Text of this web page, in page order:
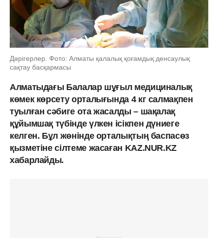
Дәрігерлер. Фото: Алматы қалалық қоғамдық денсаулық
сақтау басқармасы
Алматыдағы Балалар шұғыл медициналық
көмек көрсету орталығында 4 кг салмақпен
туылған сәбиге ота жасалды – шақалақ
құйымшақ түбінде үлкен ісікпен дүниеге
келген. Бұл жөнінде орталықтың баспасөз
қызметіне сілтеме жасаған KAZ.NUR.KZ
хабарлайды.